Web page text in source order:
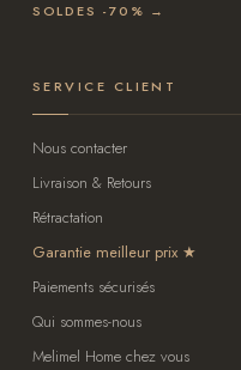
SOLDES -70% →
SERVICE CLIENT
Nous contacter
Livraison & Retours
Rétractation
Garantie meilleur prix
Paiements sécurisés
Qui sommes-nous
Melimel Home chez vous